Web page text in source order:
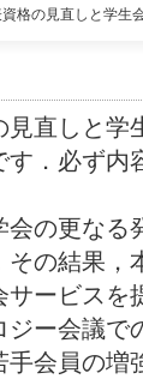
格の見直しと学生
見直しと
．必ず内
の更なる
の結果，
ービスを
ー会議で
会員の増